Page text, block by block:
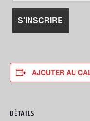
AJOUTER AU
DÉTAILS